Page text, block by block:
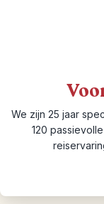
We zijn 25 jaar
120